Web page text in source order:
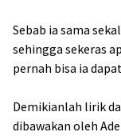
Sebab ia sama
sehingga sekeras
pernah bisa ia
Demikianlah lirik
dibawakan oleh